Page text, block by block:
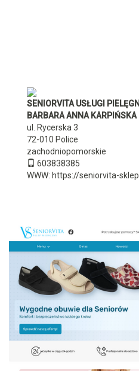
SENIORVITA USŁUGI
BARBARA ANNA KARPIŃSKA
ul. Rycerska 3
72-010 Police
zachodniopomorskie
603838385
WWW: https://seniorvita-